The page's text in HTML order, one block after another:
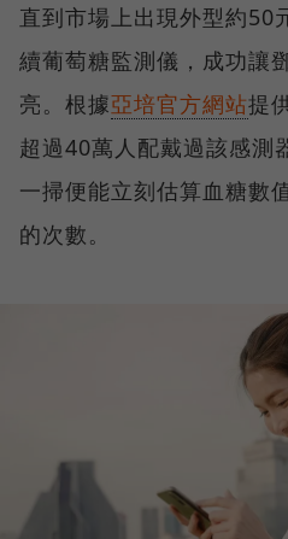
直到市場上出現外型約50
續葡萄糖監測儀，成功讓
亮。根據亞培官方網站提
超過40萬人配戴過該感測
一掃便能立刻估算血糖數
的次數。